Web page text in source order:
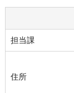
担当課
住所